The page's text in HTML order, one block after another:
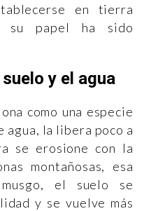
en tierra
su papel ha sido
y el agua
como una especie
agua, la libera poco a
se erosione con la
montañosas, esa
el suelo se
y se vuelve más